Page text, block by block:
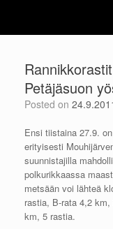
content
Petäjäsuon
Posted on
Ensi tiistaina 27.9.
erityisesti
suunnistajilla
polkurikkaassa
metsään voi lähteä
rastia, B-rata 4,2
km, 5 rastia.